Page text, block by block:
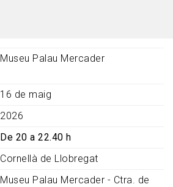
Museu Palau Mercader
16 de maig
2026
De 20 a 22.40 h
Cornellà de Llobregat
Museu Palau Mercader - Ctra. de